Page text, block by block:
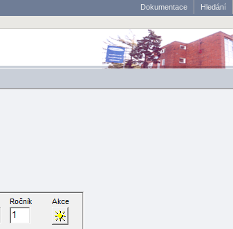
Dokumentace Hledání